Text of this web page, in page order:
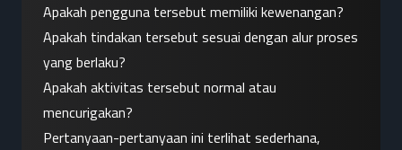
Apakah pengguna tersebut memiliki kewenangan?
Apakah tindakan tersebut sesuai dengan alur proses
yang berlaku?
Apakah aktivitas tersebut normal atau
mencurigakan?
Pertanyaan-pertanyaan ini terlihat sederhana,